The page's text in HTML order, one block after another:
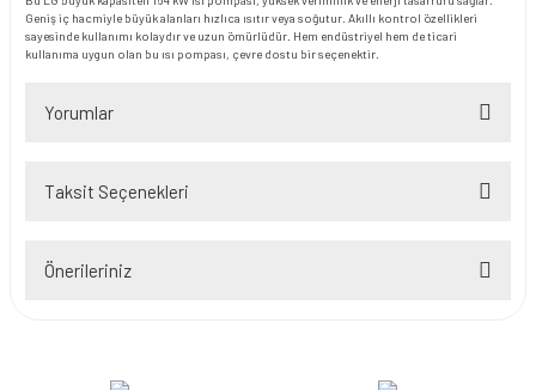
Geniş iç hacmiyle büyük alanları hızlıca ısıtır veya soğutur. Akıllı kontrol özellikleri
sayesinde kullanımı kolaydır ve uzun ömürlüdür. Hem endüstriyel hem de ticari
kullanıma uygun olan bu ısı pompası, çevre dostu bir seçenektir.
Yorumlar
Taksit Seçenekleri
Önerileriniz
iletebilirsiniz.